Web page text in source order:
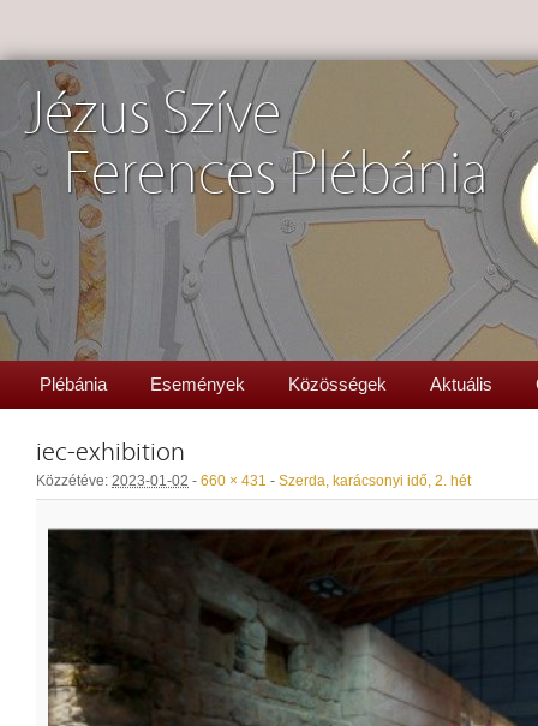
Jézus Szíve
Ferences Plébánia
Plébánia Események Közösségek Aktuális
iec-exhibition
Közzétéve: 2023-01-02 - 660 × 431 - Szerda, karácsonyi idő, 2. hét